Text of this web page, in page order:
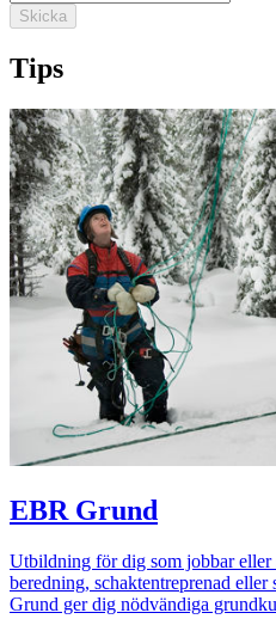
Skicka
Tips
EBR Grund
Utbildning för dig som jobbar eller
beredning, schaktentreprenad
Grund ger dig nödvändiga